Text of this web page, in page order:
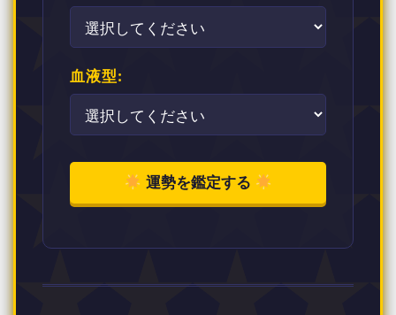
血液型:
運勢を鑑定する